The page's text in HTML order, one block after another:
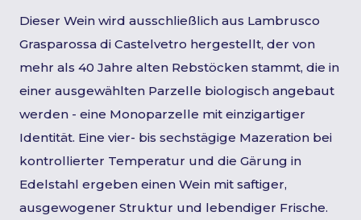
Dieser Wein wird ausschließlich aus Lambrusco
Grasparossa di Castelvetro hergestellt, der von
mehr als 40 Jahre alten Rebstöcken stammt, die in
einer ausgewählten Parzelle biologisch angebaut
werden - eine Monoparzelle mit einzigartiger
Identität. Eine vier- bis sechstägige Mazeration bei
kontrollierter Temperatur und die Gärung in
Edelstahl ergeben einen Wein mit saftiger,
ausgewogener Struktur und lebendiger Frische.